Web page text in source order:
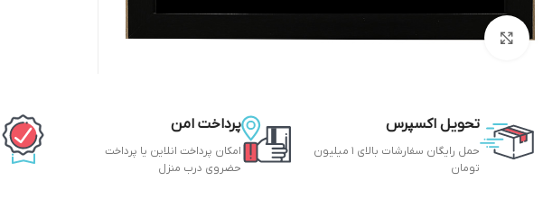
بزرگنمایی تصویر
تحویل اکسپرس
حمل رایگان سفارشات بالای 1 میلیون
تومان
پرداخت امن
امکان پرداخت انلاین یا پرداخت
حضروی درب منزل